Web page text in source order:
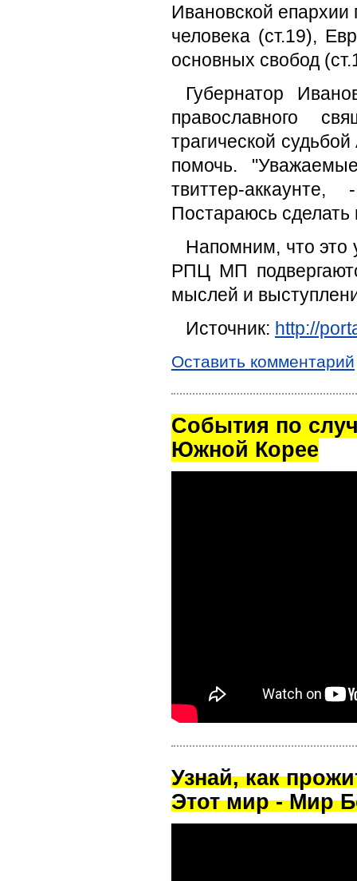
Ивановской
человека (ст.19),
основных свобод
Губернатор
православного
трагической
помочь.
твиттер-
Постараюсь сделать
Напомним, что это
РПЦ МП
мыслей и
Источник: http://
Оставить комментарий
Cобытия по
Южной Корее
Узнай, как
Этот мир - Мир